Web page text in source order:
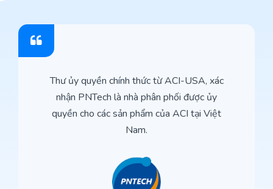
Thư ủy quyền chính thức từ ACI-USA, xác
nhận PNTech là nhà phân phối được ủy
quyền cho các sản phẩm của ACI tại Việt
Nam.